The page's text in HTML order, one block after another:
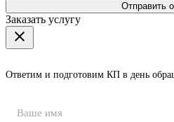
Отправить
Заказать услугу
Ответим и подготовим КП в день